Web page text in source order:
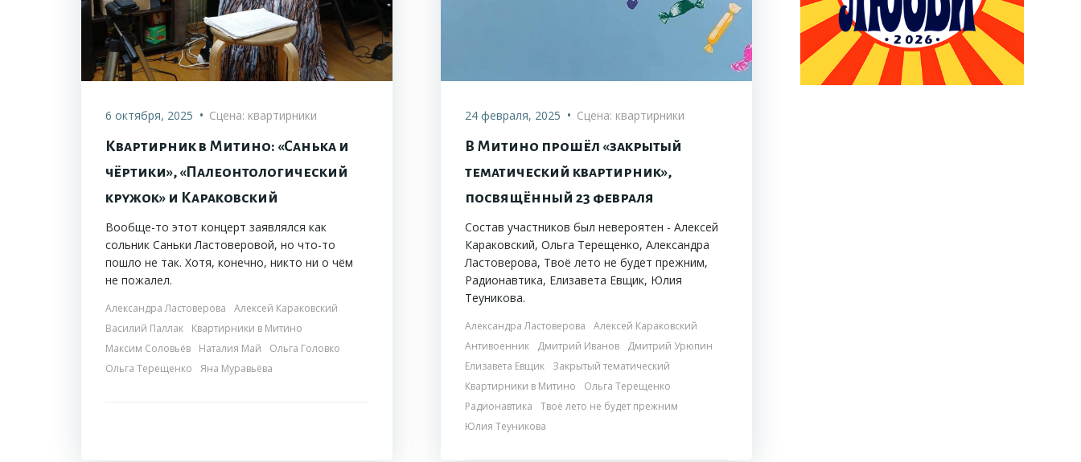
6 октября, 2025 • Сцена: квартирники
Квартирник в Митино: «Санька и
чëртики», «Палеонтологический
кружок» и Караковский
Вообще-то этот концерт заявлялся как
сольник Саньки Ластоверовой, но что-то
пошло не так. Хотя, конечно, никто ни о чём
не пожалел.
Александра Ластоверова
Алексей Караковский
Василий Паллак
Квартирники в Митино
Максим Соловьёв
Наталия Май
Ольга Головко
Ольга Терещенко
Яна Муравьёва
24 февраля, 2025 • Сцена: квартирники
В Митино прошёл «закрытый
тематический квартирник»,
посвящённый 23 февраля
Состав участников был невероятен - Алексей
Караковский, Ольга Терещенко, Александра
Ластоверова, Твоё лето не будет прежним,
Радионавтика, Елизавета Евщик, Юлия
Теуникова.
Александра Ластоверова
Алексей Караковский
Антивоенник
Дмитрий Иванов
Дмитрий Урюпин
Елизавета Евщик
Закрытый тематический
Квартирники в Митино
Ольга Терещенко
Радионавтика
Твоё лето не будет прежним
Юлия Теуникова